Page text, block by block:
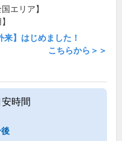
エリア】
来】はじめました！
こちらから＞＞
時間